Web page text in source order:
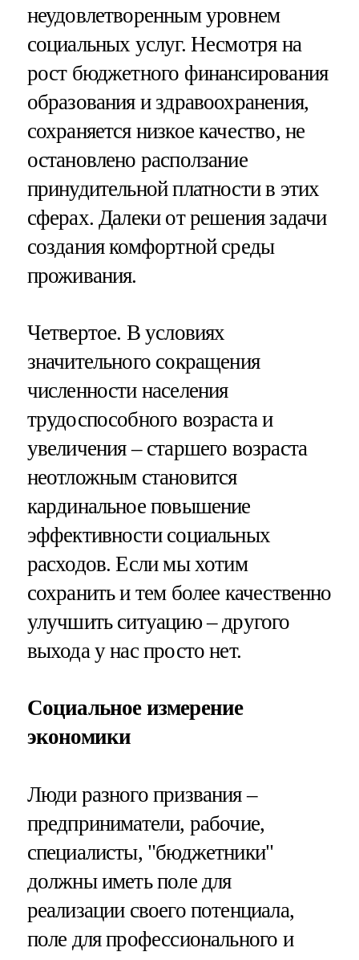
неудовлетворенным уровнем
социальных услуг. Несмотря на
рост бюджетного финансирования
образования и здравоохранения,
сохраняется низкое качество, не
остановлено расползание
принудительной платности в этих
сферах. Далеки от решения задачи
создания комфортной среды
проживания.
Четвертое. В условиях
значительного сокращения
численности населения
трудоспособного возраста и
увеличения – старшего возраста
неотложным становится
кардинальное повышение
эффективности социальных
расходов. Если мы хотим
сохранить и тем более качественно
улучшить ситуацию – другого
выхода у нас просто нет.
Социальное измерение
экономики
Люди разного призвания –
предприниматели, рабочие,
специалисты, "бюджетники"
должны иметь поле для
реализации своего потенциала,
поле для профессионального и